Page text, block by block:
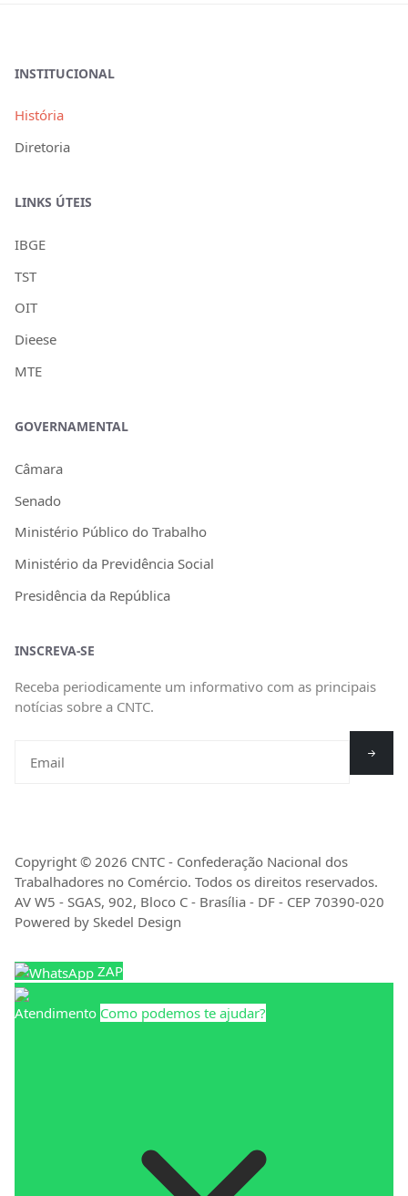
INSTITUCIONAL
História
Diretoria
LINKS ÚTEIS
IBGE
TST
OIT
Dieese
MTE
GOVERNAMENTAL
Câmara
Senado
Ministério Público do Trabalho
Ministério da Previdência Social
Presidência da República
INSCREVA-SE
Receba periodicamente um informativo com as principais
notícias sobre a CNTC.
Copyright © 2026 CNTC - Confederação Nacional dos
Trabalhadores no Comércio. Todos os direitos reservados.
AV W5 - SGAS, 902, Bloco C - Brasília - DF - CEP 70390-020
Powered by Skedel Design
ZAP
Atendimento Como podemos te ajudar?